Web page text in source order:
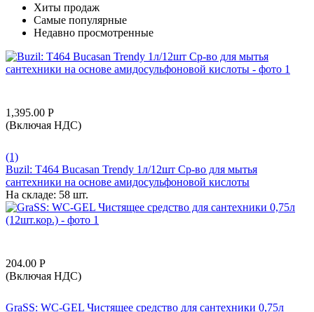
Хиты продаж
Самые популярные
Недавно просмотренные
1,395.00 Р
(Включая НДС)
(1)
Buzil: T464 Bucasan Trendy 1л/12шт Ср-во для мытья
сантехники на основе амидосульфоновой кислоты
На складе: 58 шт.
204.00 Р
(Включая НДС)
GraSS: WC-GEL Чистящее средство для сантехники 0,75л